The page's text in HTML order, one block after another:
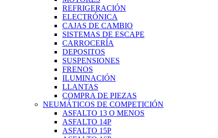
REFRIGERACIÓN
ELECTRÓNICA
CAJAS DE CAMBIO
SISTEMAS DE ESCAPE
CARROCERÍA
DEPOSITOS
SUSPENSIONES
FRENOS
ILUMINACIÓN
LLANTAS
COMPRA DE PIEZAS
NEUMÁTICOS DE COMPETICIÓN
ASFALTO 13 O MENOS
ASFALTO 14P
ASFALTO 15P